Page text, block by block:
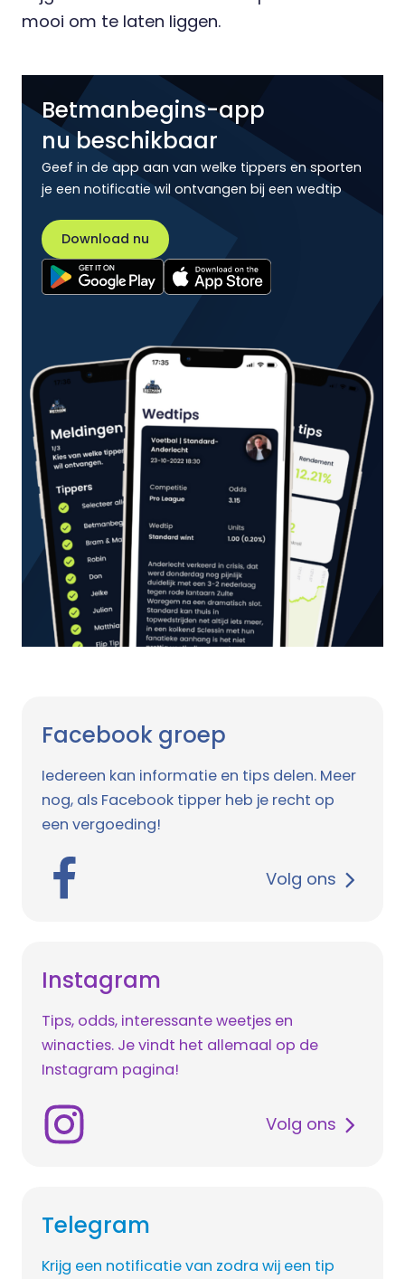
mooi om te laten liggen.
Betmanbegins-app
nu beschikbaar
Geef in de app aan van welke tippers en sporten
je een notificatie wil ontvangen bij een wedtip
Download nu
Facebook groep
Iedereen kan informatie en tips delen. Meer
nog, als Facebook tipper heb je recht op
een vergoeding!
Volg ons
Instagram
Tips, odds, interessante weetjes en
winacties. Je vindt het allemaal op de
Instagram pagina!
Volg ons
Telegram
Krijg een notificatie van zodra wij een tip